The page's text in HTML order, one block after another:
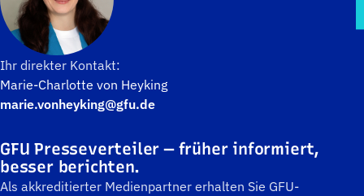
Ihr direkter Kontakt:
Marie-Charlotte von Heyking
marie.vonheyking@gfu.de
GFU Presseverteiler — früher informiert,
besser berichten.
Als akkreditierter Medienpartner erhalten Sie GFU-